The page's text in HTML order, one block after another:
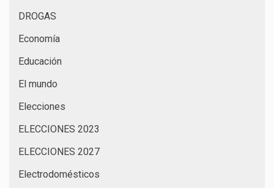
DROGAS
Economía
Educación
El mundo
Elecciones
ELECCIONES 2023
ELECCIONES 2027
Electrodomésticos